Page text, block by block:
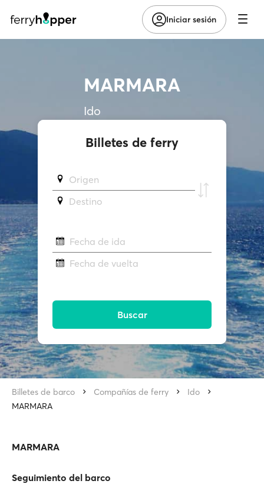
Iniciar sesión
MARMARA
Ido
Billetes de ferry
Origen
Destino
Fecha de ida
Fecha de vuelta
Buscar
Billetes de barco Compañías de ferry
Ido
MARMARA
MARMARA
Seguimiento del barco